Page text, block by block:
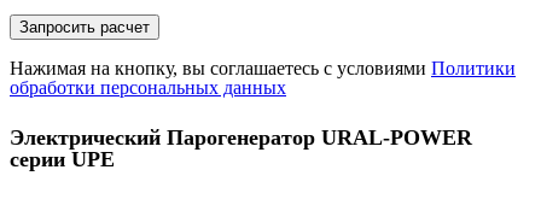
Нажимая на кнопку, вы соглашаетесь с условиями Политики
обработки персональных данных
Электрический Парогенератор URAL-POWER
серии UPE